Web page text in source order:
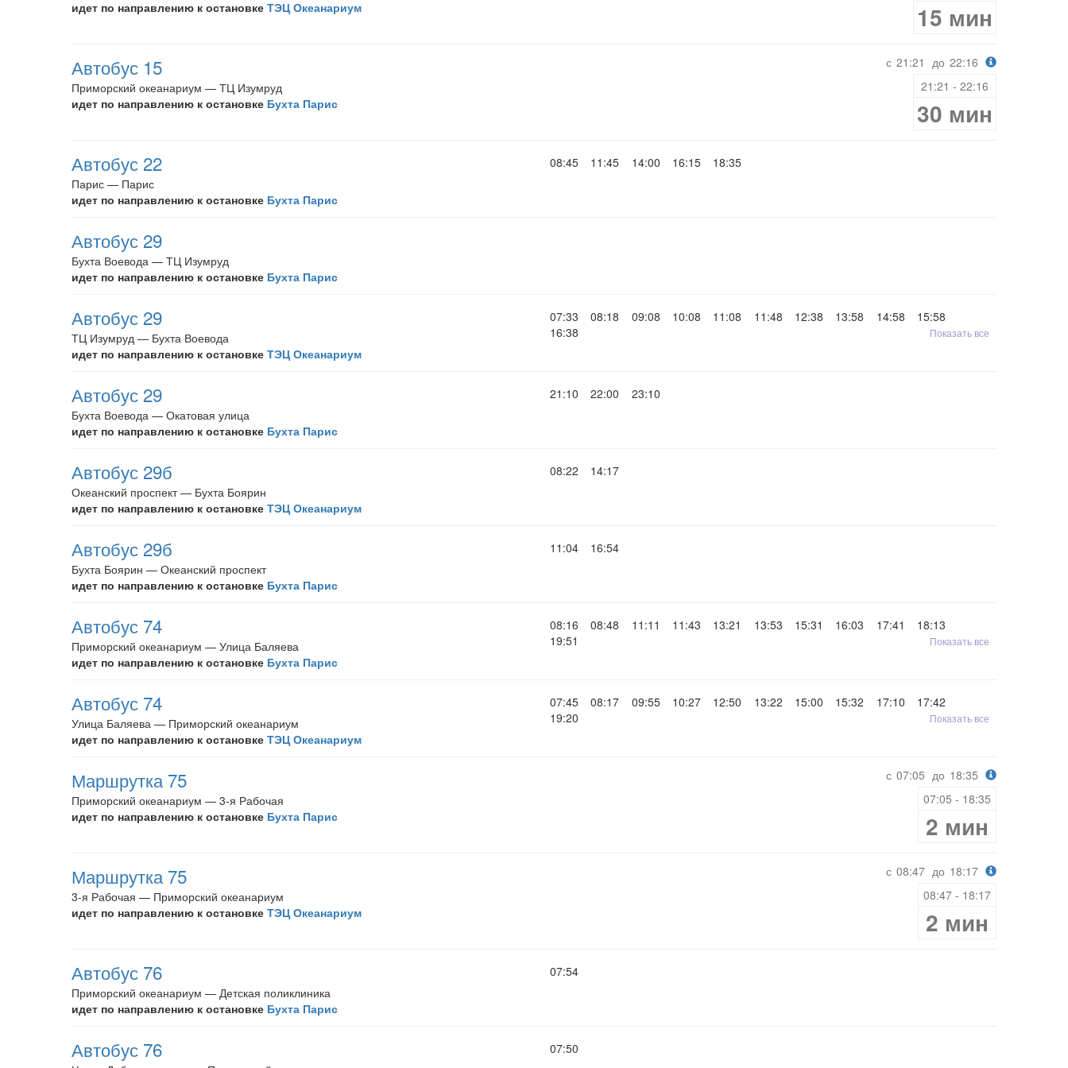
идет по направлению к остановке ТЭЦ Океанариум 15 мин
Автобус 15
Приморский океанариум — ТЦ Изумруд
идет по направлению к остановке Бухта Парис
с 21:21 до 22:16
21:21 - 22:16
30 мин
Автобус 22
Парис — Парис
идет по направлению к остановке Бухта Парис
08:45 11:45 14:00 16:15 18:35
Автобус 29
Бухта Воевода — ТЦ Изумруд
идет по направлению к остановке Бухта Парис
Автобус 29
ТЦ Изумруд — Бухта Воевода
идет по направлению к остановке ТЭЦ Океанариум
07:33 08:18 09:08 10:08 11:08 11:48 12:38 13:58 14:58
15:58
16:38
Показать все
Автобус 29
Бухта Воевода — Окатовая улица
идет по направлению к остановке Бухта Парис
21:10 22:00 23:10
Автобус 29б
Океанский проспект — Бухта Боярин
идет по направлению к остановке ТЭЦ Океанариум
08:22 14:17
Автобус 29б
Бухта Боярин — Океанский проспект
идет по направлению к остановке Бухта Парис
11:04 16:54
Автобус 74
Приморский океанариум — Улица Баляева
идет по направлению к остановке Бухта Парис
08:16 08:48 11:11 11:43 13:21 13:53 15:31 16:03 17:41
18:13
19:51
Показать все
Автобус 74
Улица Баляева — Приморский океанариум
идет по направлению к остановке ТЭЦ Океанариум
07:45 08:17 09:55 10:27 12:50 13:22 15:00 15:32 17:10
17:42
19:20
Показать все
Маршрутка 75
Приморский океанариум — 3-я Рабочая
идет по направлению к остановке Бухта Парис
с 07:05 до 18:35
07:05 - 18:35
2 мин
Маршрутка 75
3-я Рабочая — Приморский океанариум
идет по направлению к остановке ТЭЦ Океанариум
с 08:47 до 18:17
08:47 - 18:17
2 мин
Автобус 76
Приморский океанариум — Детская поликлиника
идет по направлению к остановке Бухта Парис
07:54
Автобус 76 07:50